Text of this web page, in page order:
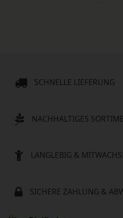
SCHNELLE LIEFERUNG
NACHHALTIGES
LANGLEBIG &
SICHERE ZAHLUNG &